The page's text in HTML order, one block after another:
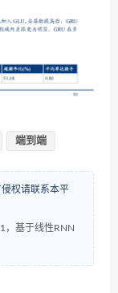
端到端
权请联系本平
，基于线性RNN